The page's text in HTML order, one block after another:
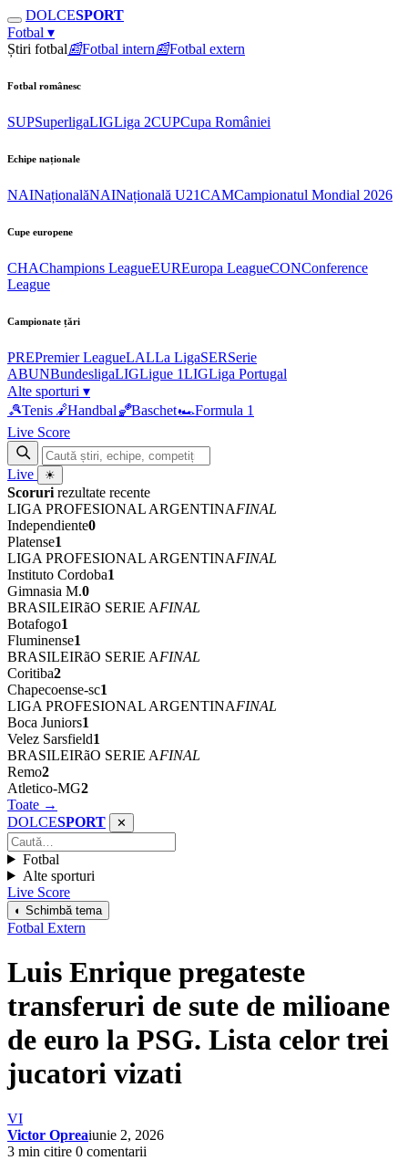
DOLCESPORT
Fotbal ▾
Știri fotbal📰Fotbal intern📰Fotbal extern
Fotbal românesc
SUPSuperligaLIGLiga 2CUPCupa României
Echipe naționale
NAINaționalăNAINațională U21CAMCampionatul Mondial 2026
Cupe europene
CHAChampions LeagueEUREuropa LeagueCONConference
League
Campionate țări
PREPremier LeagueLALLa LigaSERSerie
ABUNBundesligaLIGLigue 1LIGLiga Portugal
Alte sporturi ▾
🎾Tenis 🤾Handbal🏀Baschet🏎Formula 1
Live Score
Live ☀
Scoruri rezultate recente
LIGA PROFESIONAL ARGENTINAFINAL
Independiente0
Platense1
LIGA PROFESIONAL ARGENTINAFINAL
Instituto Cordoba1
Gimnasia M.0
BRASILEIRãO SERIE AFINAL
Botafogo1
Fluminense1
BRASILEIRãO SERIE AFINAL
Coritiba2
Chapecoense-sc1
LIGA PROFESIONAL ARGENTINAFINAL
Boca Juniors1
Velez Sarsfield1
BRASILEIRãO SERIE AFINAL
Remo2
Atletico-MG2
Toate →
DOLCESPORT ✕
Fotbal
Alte sporturi
Live Score
◐ Schimbă tema
Fotbal Extern
Luis Enrique pregateste
transferuri de sute de milioane
de euro la PSG. Lista celor trei
jucatori vizati
VI
Victor Opreaiunie 2, 2026
3 min citire 0 comentarii